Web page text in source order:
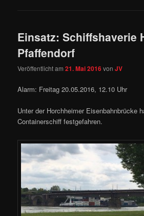
Einsatz: Schiffshaverie
Pfaffendorf
Veröffentlicht am21. Mai 2016vonJV
Alarm: Freitag 20.05.2016, 12.10 Uhr
Unter der Horchheimer Eisenbahnbrücke
Containerschiff festgefahren.